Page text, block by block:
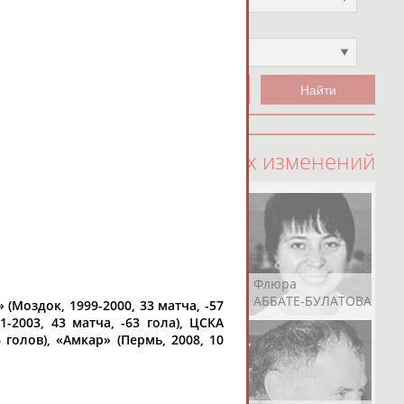
100 последних изменений
АБАШИДЗЕ
Флюра
АББАТЕ-БУЛАТОВА
1999-2000, 33 матча, -57
2003, 43 матча, -63 гола), ЦСКА
голов), «Амкар» (Пермь, 2008, 10